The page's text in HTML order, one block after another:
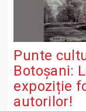
Punte
Botoșani:
expoziție
autorilor!